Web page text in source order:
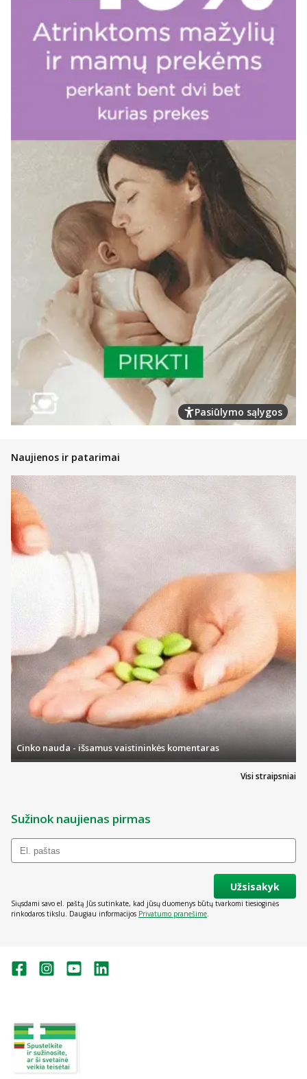
Pasiūlymo sąlygos
Naujienos ir patarimai
Visi straipsniai
Cinko nauda - išsamus vaistininkės komentaras
Sužinok naujienas pirmas
Užsisakyk
Siųsdami savo el. paštą Jūs sutinkate, kad jūsų duomenys būtų tvarkomi tiesioginės
rinkodaros tikslu. Daugiau informacijos Privatumo pranešime.